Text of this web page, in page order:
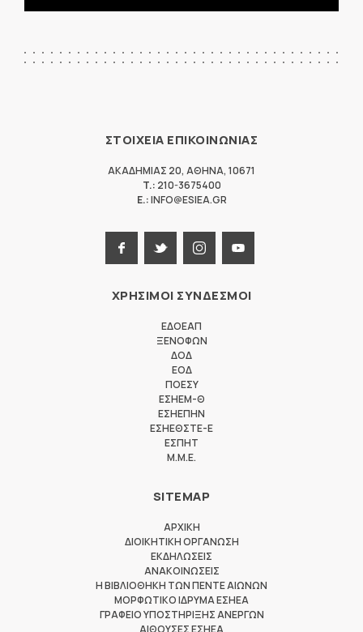
ΣΤΟΙΧΕΙΑ ΕΠΙΚΟΙΝΩΝΙΑΣ
ΑΚΑΔΗΜΙΑΣ 20, ΑΘΗΝΑ, 10671
T.: 210-3675400
E.:INFO@ESIEA.GR
ΧΡΗΣΙΜΟΙ ΣΥΝΔΕΣΜΟΙ
ΕΔΟΕΑΠ
ΞΕΝΟΦΩΝ
ΔΟΔ
ΕΟΔ
ΠΟΕΣΥ
ΕΣΗΕΜ-Θ
ΕΣΗΕΠΗΝ
ΕΣΗΕΘΣΤΕ-Ε
ΕΣΠΗΤ
M.M.E.
SITEMAP
ΑΡΧΙΚΗ
ΔΙΟΙΚΗΤΙΚΗ ΟΡΓΑΝΩΣΗ
ΕΚΔΗΛΩΣΕΙΣ
ΑΝΑΚΟΙΝΩΣΕΙΣ
Η ΒΙΒΛΙΟΘΗΚΗ ΤΩΝ ΠΕΝΤΕ ΑΙΩΝΩΝ
ΜΟΡΦΩΤΙΚΟ ΙΔΡΥΜΑ ΕΣΗΕΑ
ΓΡΑΦΕΙΟ ΥΠΟΣΤΗΡΙΞΗΣ ΑΝΕΡΓΩΝ
ΑΙΘΟΥΣΕΣ ΕΣΗΕΑ